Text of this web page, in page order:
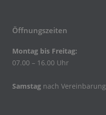
Öffnungszeiten
Montag bis Freitag:
07.00 – 16.00 Uhr
Samstag nach Vereinbarung